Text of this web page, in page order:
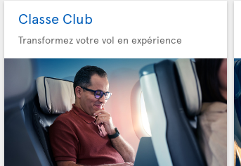
Classe Club
Transformez votre vol en expérience